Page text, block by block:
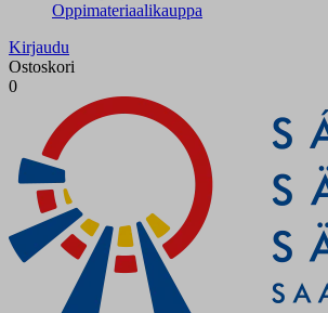
Oppimateriaalikauppa
Kirjaudu
Ostoskori
0